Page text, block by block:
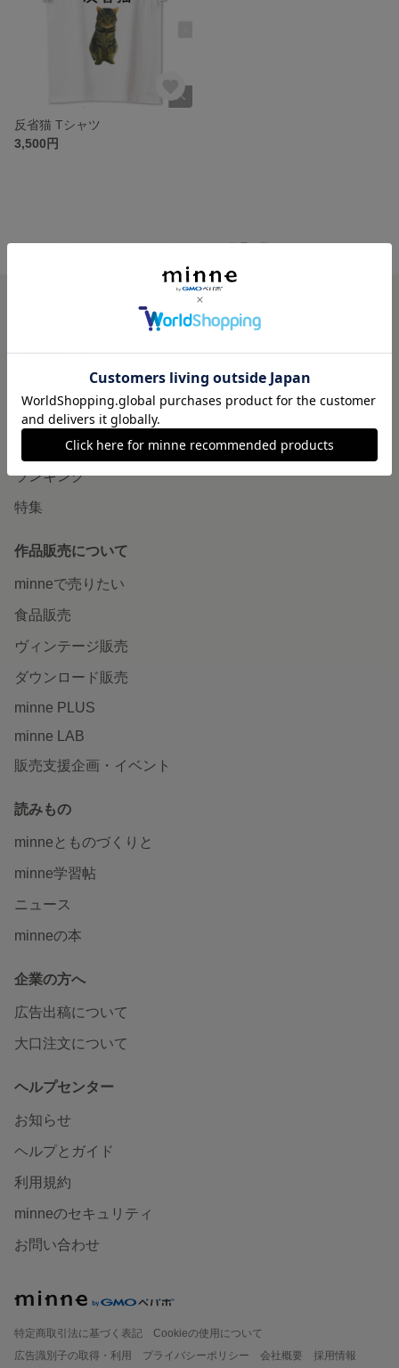
反省猫 Tシャツ
3,500円
minne ホーム MASH-COM'S GALLERY の作品一覧
minneについて
minneで買いたい
作品をさがす
ショップをさがす
ランキング
特集
作品販売について
minneで売りたい
食品販売
ヴィンテージ販売
ダウンロード販売
minne PLUS
minne LAB
販売支援企画・イベント
読みもの
minneとものづくりと
minne学習帖
ニュース
minneの本
企業の方へ
広告出稿について
大口注文について
ヘルプセンター
お知らせ
ヘルプとガイド
利用規約
minneのセキュリティ
お問い合わせ
特定商取引法に基づく表記
Cookieの使用について
広告識別子の取得・利用
プライバシーポリシー 会社概要
採用情報